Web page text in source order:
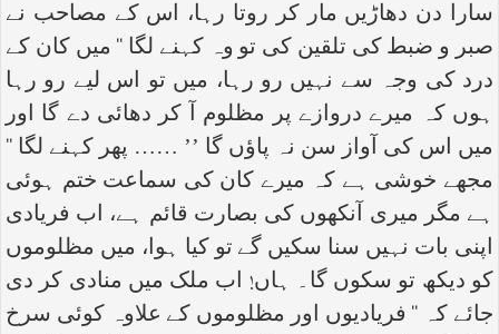
سارا دن دھاڑیں مار کر روتا رہا، اس کے مصاحب نے
صبر و ضبط کی تلقین کی تو وہ کہنے لگا ‘‘ میں کان کے
درد کی وجہ سے نہیں رو رہا، میں تو اس لیے رو رہا
ہوں کہ میرے دروازے پر مظلوم آ کر دھائی دے گا اور
میں اس کی آواز سن نہ پاؤں گا ’’ …… پھر کہنے لگا ‘‘
مجھے خوشی ہے کہ میرے کان کی سماعت ختم ہوئی
ہے مگر میری آنکھوں کی بصارت قائم ہے، اب فریادی
اپنی بات نہیں سنا سکیں گے تو کیا ہوا، میں مظلوموں
کو دیکھ تو سکوں گا۔ ہاں! اب ملک میں منادی کر دی
جائے کہ ‘‘ فریادیوں اور مظلوموں کے علاوہ کوئی سرخ